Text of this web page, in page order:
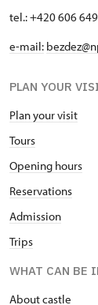
tel.: +420 606
e-mail:
PLAN YOUR
Plan your visit
Tours
Opening hours
Reservations
Admission
Trips
WHAT CAN BE
About castle